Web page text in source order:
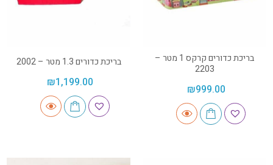
בריכת כדורים קרקס 1 מטר –
2203
₪999.00
בריכת כדורים 1.3 מטר – 2002
₪1,199.00